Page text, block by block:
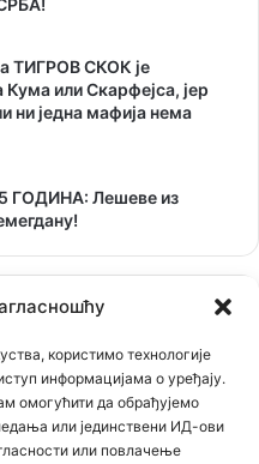
користимо технологије
информацијама о уређају.
омогућити да обрађујемо
или јединствени ИД-ови
или повлачење
ТИГРОВ СКОК је
или Скарфејса, јер
ни једна мафија нема
ГОДИНА: Лешеве из